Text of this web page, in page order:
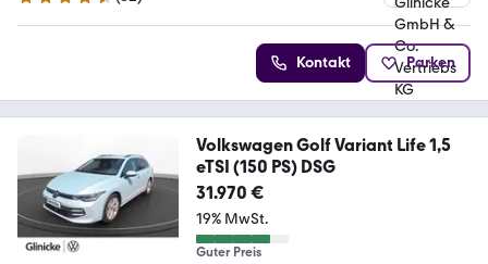
4.5 Sterne
Kontakt Parken
Volkswagen Golf Variant Life 1,5
eTSI (150 PS) DSG
31.970 €
19% MwSt.
Guter Preis